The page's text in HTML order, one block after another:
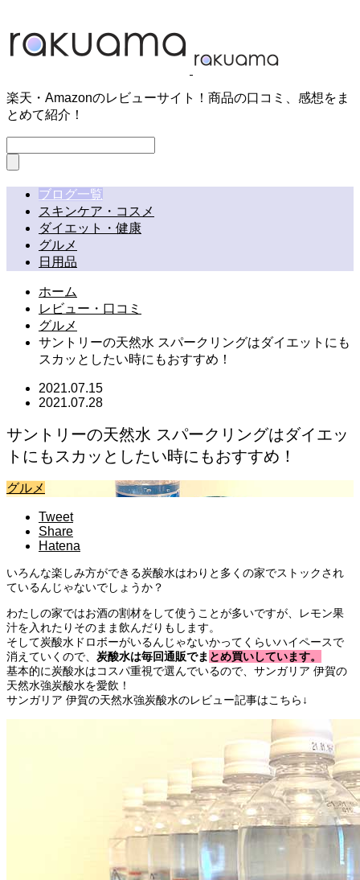
楽天・Amazonのレビューサイト！商品の口コミ、感想をま
とめて紹介！
ブログ一覧
スキンケア・コスメ
ダイエット・健康
グルメ
日用品
ホーム
レビュー・口コミ
グルメ
サントリーの天然水 スパークリングはダイエットにも
スカッとしたい時にもおすすめ！
2021.07.15
2021.07.28
サントリーの天然水 スパークリングはダイエッ
トにもスカッとしたい時にもおすすめ！
グルメ
Tweet
Share
Hatena
いろんな楽しみ方ができる炭酸水はわりと多くの家でストックされ
ているんじゃないでしょうか？
わたしの家ではお酒の割材をして使うことが多いですが、レモン果
汁を入れたりそのまま飲んだりもします。
そして炭酸水ドロボーがいるんじゃないかってくらいハイペースで
消えていくので、 炭酸水は毎回通販でまとめ買いしています。
基本的に炭酸水はコスパ重視で選んでいるので、サンガリア 伊賀の
天然水強炭酸水を愛飲！
サンガリア 伊賀の天然水強炭酸水のレビュー記事はこちら↓